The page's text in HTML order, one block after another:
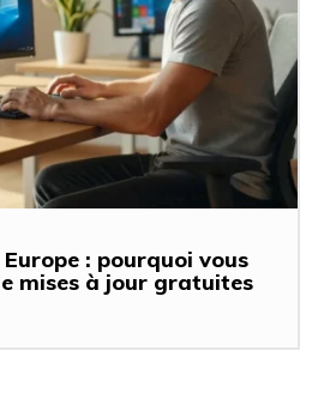
: pourquoi vous
mises à jour gratuites